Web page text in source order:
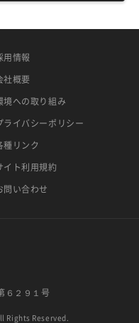
用情報
社概要
境への取り組み
ライバシーポリシー
種リンク
イト利用規約
問い合わせ
６２９１号
Rights Reserved.